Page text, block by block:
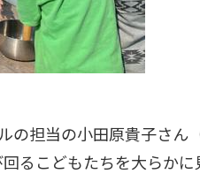
担当の小田原貴子さん
るこどもたちを大らかに